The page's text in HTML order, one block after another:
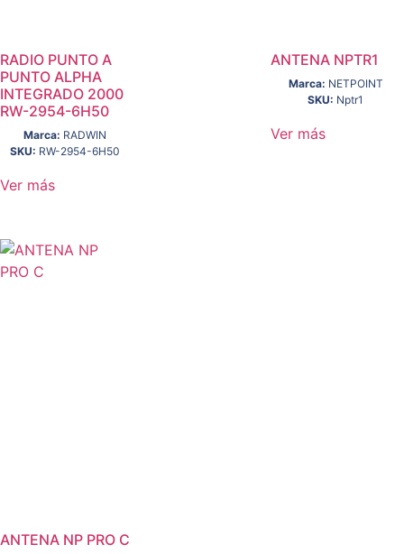
RADIO PUNTO A
PUNTO ALPHA
INTEGRADO 2000
RW-2954-6H50
Marca: RADWIN
SKU: RW-2954-6H50
Ver más
ANTENA NPTR1
Marca: NETPOINT
SKU: Nptr1
Ver más
ANTENA NP PRO C